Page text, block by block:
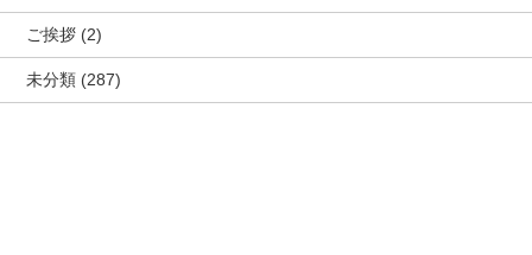
ご挨拶 (2)
未分類 (287)